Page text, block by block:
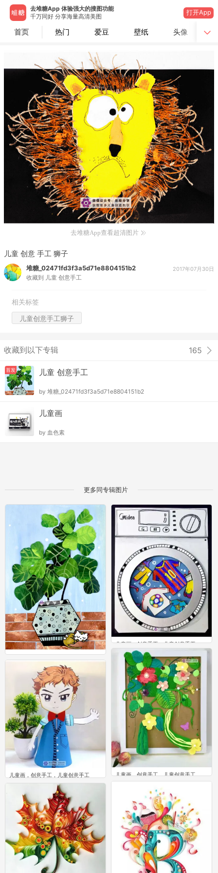
去堆糖App 体验强大的搜图功能
千万同好 分享海量高清美图
打开App
首页 热门 爱豆 壁纸 头像
去堆糖App查看超清图片
儿童 创意 手工 狮子
堆糖_02471fd3f3a5d71e8804151b2
收藏到 儿童 创意手工
2017年07月30日
相关标签
儿童创意手工狮子
收藏到以下专辑 165
首发 儿童 创意手工
by 堆糖_02471fd3f3a5d71e8804151b2
儿童画
by 血色素
更多同专辑图片
儿童画，创意手工，儿童创意手工
4
儿童画，创意手工，儿童创意手工
儿童画，创意手工，儿童创意手工
0